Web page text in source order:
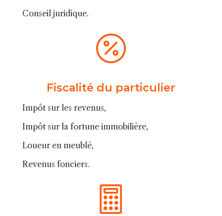
Conseil juridique.

Fiscalité du particulier
Impôt sur les revenus,
Impôt sur la fortune immobilière,
Loueur en meublé,
Revenus fonciers.
